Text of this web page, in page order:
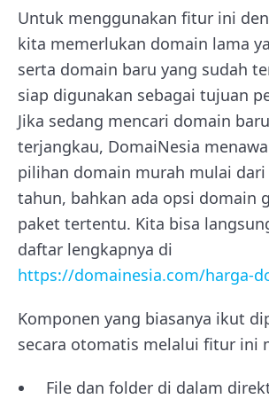
Untuk menggunakan fitur ini
kita memerlukan domain lama
serta domain baru yang sudah
siap digunakan sebagai tujuan
Jika sedang mencari domain
terjangkau, DomaiNesia
pilihan domain murah mulai dari
tahun, bahkan ada opsi domain
paket tertentu. Kita bisa
daftar lengkapnya di
https://domainesia.com/harga-
Komponen yang biasanya ikut
secara otomatis melalui fitur ini
File dan folder di dalam